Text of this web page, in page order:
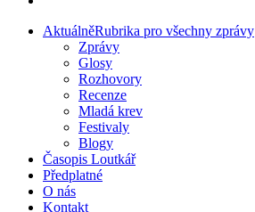
AktuálněRubrika pro všechny zprávy
Zprávy
Glosy
Rozhovory
Recenze
Mladá krev
Festivaly
Blogy
Časopis Loutkář
Předplatné
O nás
Kontakt